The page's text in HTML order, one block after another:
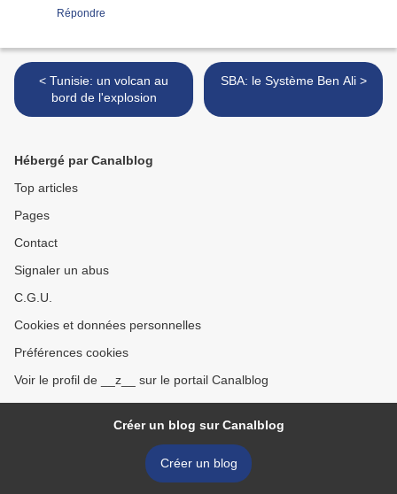
Répondre
< Tunisie: un volcan au
bord de l'explosion
SBA: le Système Ben Ali >
Hébergé par Canalblog
Top articles
Pages
Contact
Signaler un abus
C.G.U.
Cookies et données personnelles
Préférences cookies
Voir le profil de __z__ sur le portail Canalblog
Créer un blog sur Canalblog
Créer un blog